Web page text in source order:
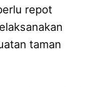
repot
taman